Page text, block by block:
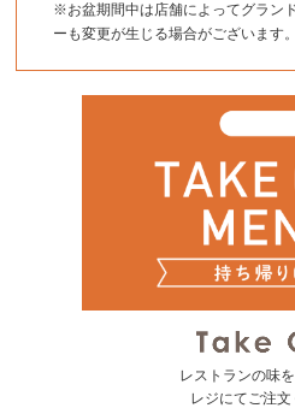
※お盆期間中は店舗によってグラン
ーも変更が生じる場合がございます。
レストランの味
レジにてご注